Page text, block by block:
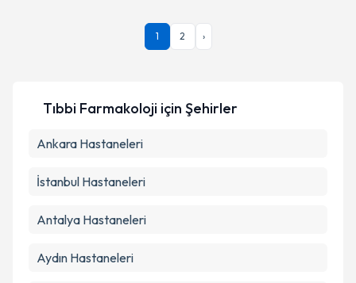
1 2 ›
Tıbbi Farmakoloji için Şehirler
Ankara Hastaneleri
İstanbul Hastaneleri
Antalya Hastaneleri
Aydın Hastaneleri